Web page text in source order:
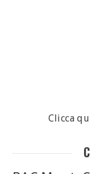
Clicca